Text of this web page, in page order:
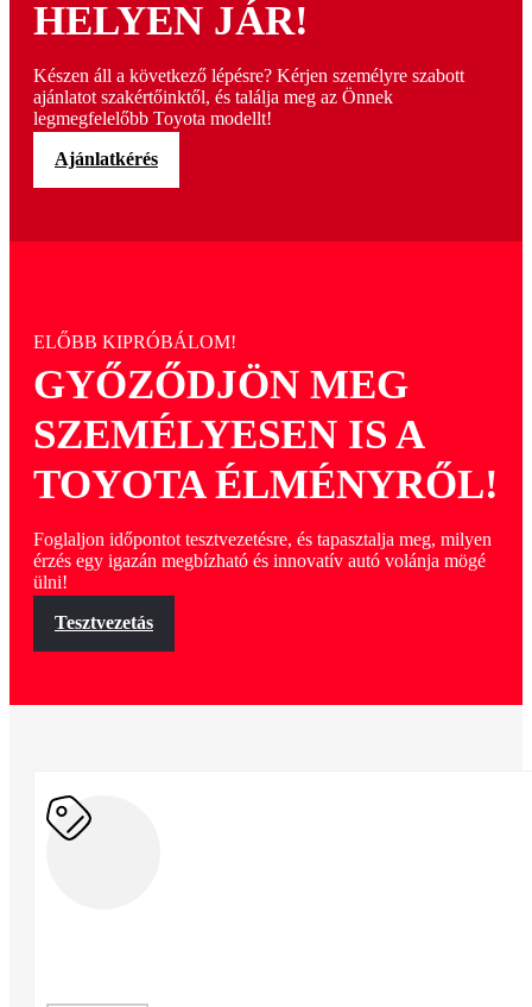
HELYEN JÁR!
Készen áll a következő lépésre? Kérjen személyre szabott
ajánlatot szakértőinktől, és találja meg az Önnek
legmegfelelőbb Toyota modellt!
Ajánlatkérés
ELŐBB KIPRÓBÁLOM!
GYŐZŐDJÖN MEG
SZEMÉLYESEN IS A
TOYOTA ÉLMÉNYRŐL!
Foglaljon időpontot tesztvezetésre, és tapasztalja meg, milyen
érzés egy igazán megbízható és innovatív autó volánja mögé
ülni!
Tesztvezetás